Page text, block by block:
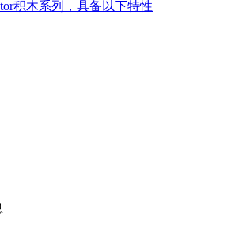
积木系列，具备以下特性